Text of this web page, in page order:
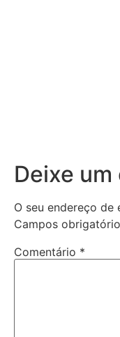
Deixe
O seu endereço de
Campos
Comentário *